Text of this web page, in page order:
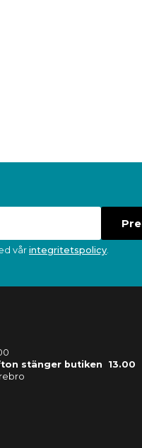
vår integritetspolicy.
stänger butiken 13.00